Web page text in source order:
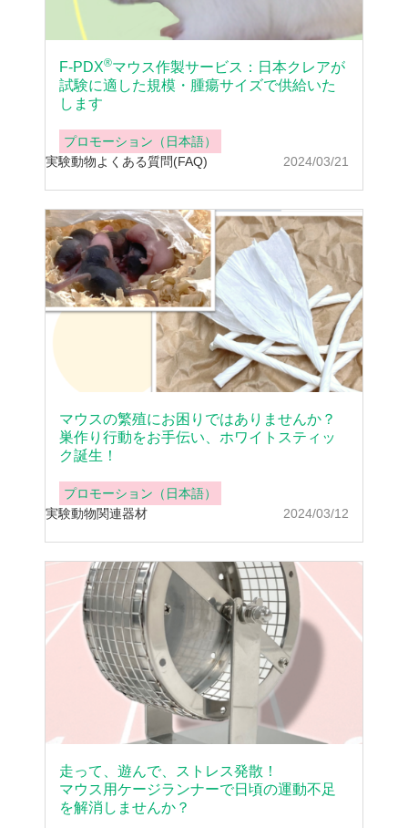
2024/03/21
F-PDX®マウス作製サービス：日本クレアが
試験に適した規模・腫瘍サイズで供給いた
します
プロモーション（日本語）
実験動物よくある質問(FAQ)
2024/03/12
マウスの繁殖にお困りではありませんか？
巣作り行動をお手伝い、ホワイトスティッ
ク誕生！
プロモーション（日本語）
実験動物関連器材
走って、遊んで、ストレス発散！
マウス用ケージランナーで日頃の運動不足
を解消しませんか？